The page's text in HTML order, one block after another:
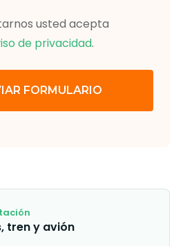
usted acepta
de privacidad.
FORMULARIO
tren y avión